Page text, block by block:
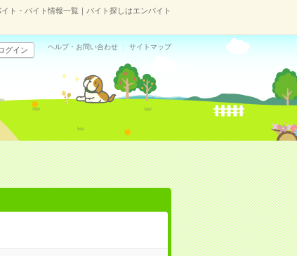
ト・バイト情報一覧｜バイト探しはエンバイト
グイン ヘルプ・お問い合わせ サイトマップ